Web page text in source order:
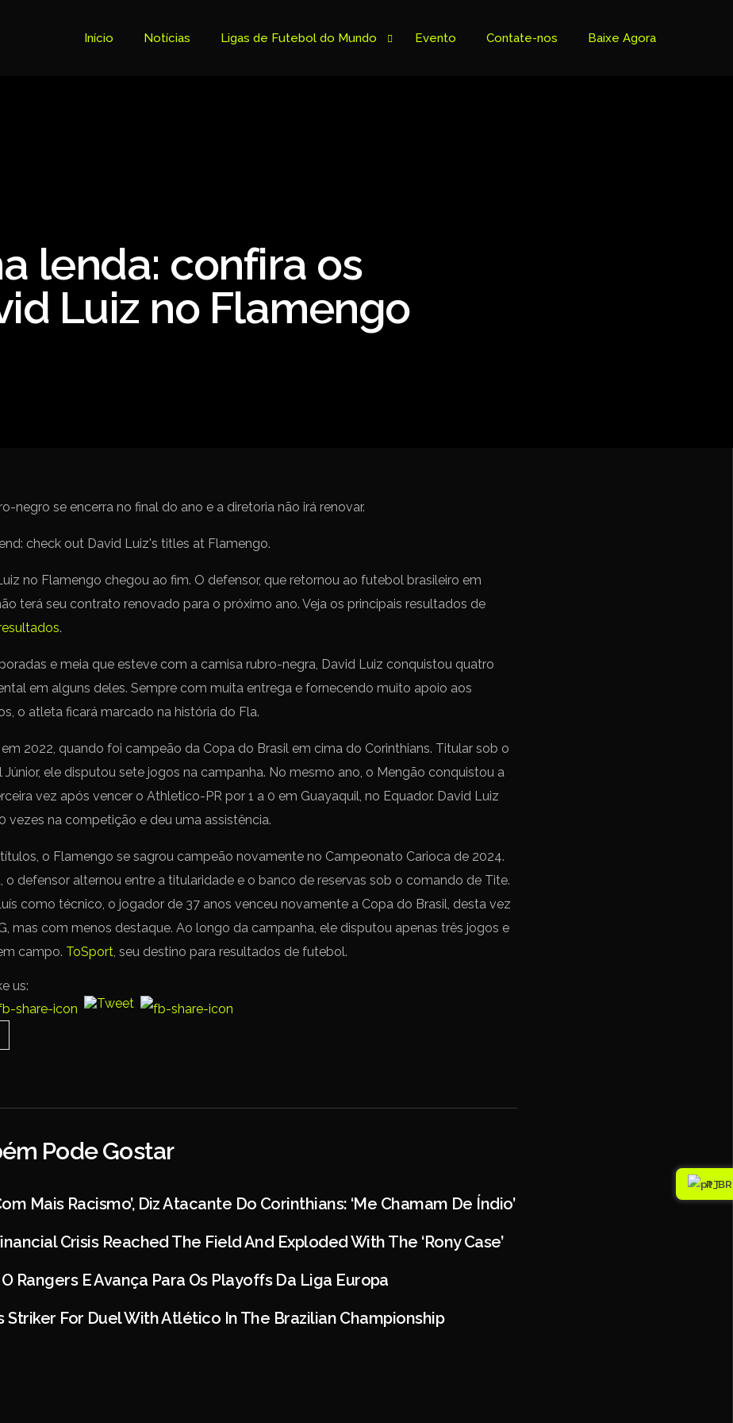
Início Notícias Ligas de Futebol do Mundo
Copa Libertadores
Ligue 1
Primeira Liga
Eliminatórias da Copa do Mundo FIFA da América do Sul
Evento Contate-nos Baixe Agora
lenda: confira os
Luiz no Flamengo
negro se encerra no final do ano e a diretoria não irá renovar.
no Flamengo chegou ao fim. O defensor, que retornou ao futebol brasileiro em
terá seu contrato renovado para o próximo ano. Veja os principais resultados de
.
e meia que esteve com a camisa rubro-negra, David Luiz conquistou quatro
em alguns deles. Sempre com muita entrega e fornecendo muito apoio aos
o atleta ficará marcado na história do Fla.
2022, quando foi campeão da Copa do Brasil em cima do Corinthians. Titular sob o
ele disputou sete jogos na campanha. No mesmo ano, o Mengão conquistou a
vez após vencer o Athletico-PR por 1 a 0 em Guayaquil, no Equador. David Luiz
vezes na competição e deu uma assistência.
o Flamengo se sagrou campeão novamente no Campeonato Carioca de 2024.
o defensor alternou entre a titularidade e o banco de reservas sob o comando de Tite.
como técnico, o jogador de 37 anos venceu novamente a Copa do Brasil, desta vez
mas com menos destaque. Ao longo da campanha, ele disputou apenas três jogos e
campo. ToSport, seu destino para resultados de futebol.
us:
Pode Gostar
Mais Racismo’, Diz Atacante Do Corinthians: ‘Me Chamam De Índio’
Crisis Reached The Field And Exploded With The ‘Rony Case’
Rangers E Avança Para Os Playoffs Da Liga Europa
Striker For Duel With Atlético In The Brazilian Championship
PT